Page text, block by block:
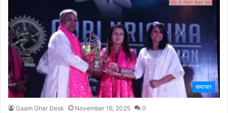
समाचार
Gaam Ghar Desk November 16, 2025 0